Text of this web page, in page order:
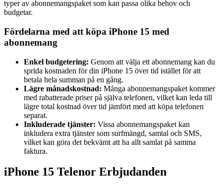
typer av abonnemangspaket som kan passa olika behov och
budgetar.
Fördelarna med att köpa iPhone 15 med
abonnemang
Enkel budgetering: Genom att välja ett abonnemang kan du
sprida kostnaden för din iPhone 15 över tid istället för att
betala hela summan på en gång.
Lägre månadskostnad: Många abonnemangspaket kommer
med rabatterade priser på själva telefonen, vilket kan leda till
lägre total kostnad över tid jämfört med att köpa telefonen
separat.
Inkluderade tjänster: Vissa abonnemangspaket kan
inkludera extra tjänster som surfmängd, samtal och SMS,
vilket kan göra det bekvämt att ha allt samlat på samma
faktura.
iPhone 15 Telenor Erbjudanden